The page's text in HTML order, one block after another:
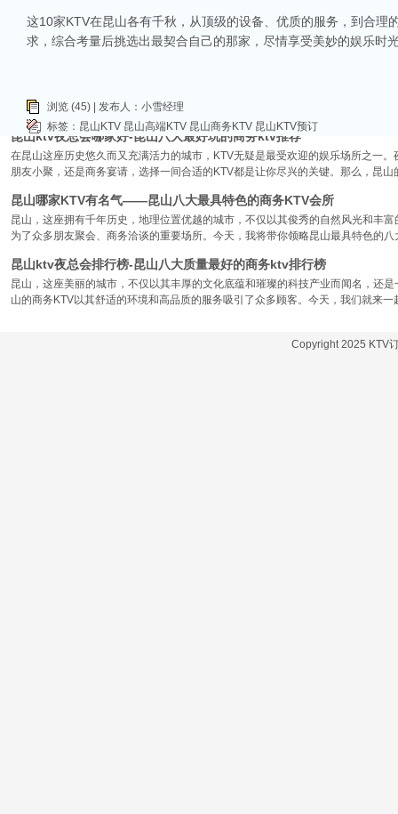
让我们一起来看看，昆山有哪些比较好的KTV娱乐会所，给你带来无与伦比的唱歌
KTV排名，带你领略一下这其中的魅力！
昆山ktv夜总会哪家好-昆山八大最好玩的商务ktv推荐
在昆山这座历史悠久而又充满活力的城市，KTV无疑是最受欢迎的娱乐场所之一
朋友小聚，还是商务宴请，选择一间合适的KTV都是让你尽兴的关键。那么，昆
昆山哪家KTV有名气——昆山八大最具特色的商务KTV会所
昆山，这座拥有千年历史，地理位置优越的城市，不仅以其俊秀的自然风光和丰
为了众多朋友聚会、商务洽谈的重要场所。今天，我将带你领略昆山最具特色的
昆山ktv夜总会排行榜-昆山八大质量最好的商务ktv排行榜
昆山，这座美丽的城市，不仅以其丰厚的文化底蕴和璀璨的科技产业而闻名，还
山的商务KTV以其舒适的环境和高品质的服务吸引了众多顾客。今天，我们就来
这10家KTV在昆山各有千秋，从顶级的设备、优质的服务，到合
求，综合考量后挑选出最契合自己的那家，尽情享受美妙的娱乐时
浏览 (45) | 发布人：小雪经理
标签： 昆山KTV 昆山高端KTV 昆山商务KTV 昆山KTV预订
Copyright 2025 KTV